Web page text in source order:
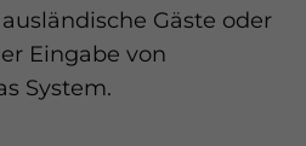
Gäste oder
Eingabe von
System.